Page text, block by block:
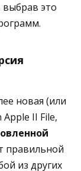
это
новая (или
II File,
правильной
из других